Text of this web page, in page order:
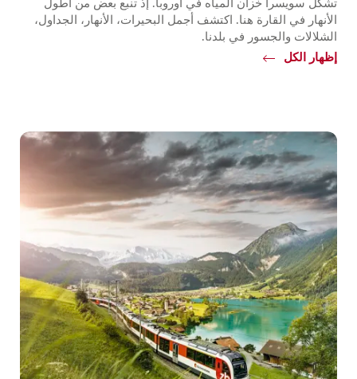
تشكّل سويسرا خزان المياه في أوروبا. إذ تنبع بعض من أطول
الأنهار في القارة هنا. اكتشف أجمل البحيرات، الأنهار، الجداول،
الشلالات والجسور في بلدنا.
إظهار الكلCommon.Of